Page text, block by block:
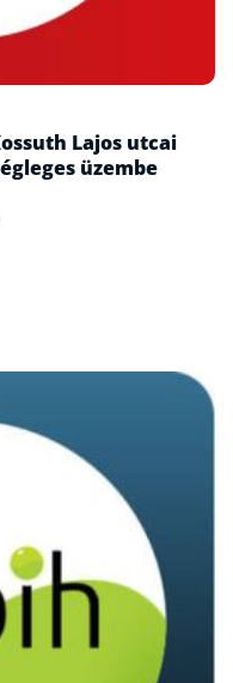
Lajos utcai
üzembe